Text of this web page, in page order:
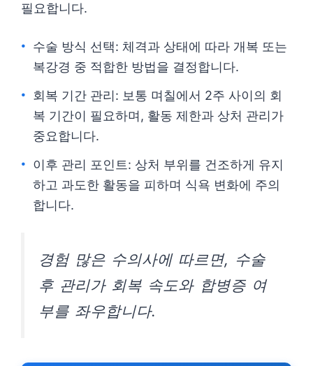
필요합니다.
수술 방식 선택: 체격과 상태에 따라 개복 또는
복강경 중 적합한 방법을 결정합니다.
회복 기간 관리: 보통 며칠에서 2주 사이의 회
복 기간이 필요하며, 활동 제한과 상처 관리가
중요합니다.
이후 관리 포인트: 상처 부위를 건조하게 유지
하고 과도한 활동을 피하며 식욕 변화에 주의
합니다.
경험 많은 수의사에 따르면, 수술
후 관리가 회복 속도와 합병증 여
부를 좌우합니다.